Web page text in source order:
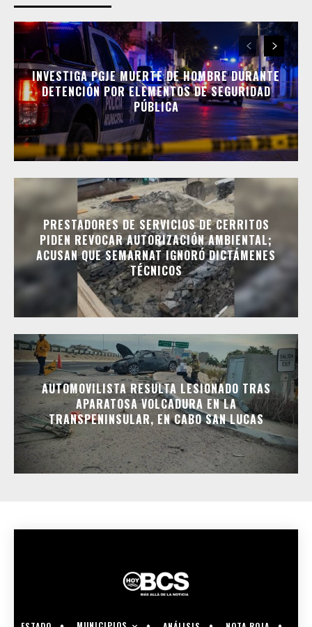
INVESTIGA PGJE MUERTE DE HOMBRE DURANTE
DETENCIÓN POR ELEMENTOS DE SEGURIDAD
PÚBLICA
PRESTADORES DE SERVICIOS DE CERRITOS
PIDEN REVOCAR AUTORIZACIÓN AMBIENTAL;
ACUSAN QUE SEMARNAT IGNORÓ DICTÁMENES
TÉCNICOS
AUTOMOVILISTA RESULTA LESIONADO TRAS
APARATOSA VOLCADURA EN LA
TRANSPENINSULAR, EN CABO SAN LUCAS